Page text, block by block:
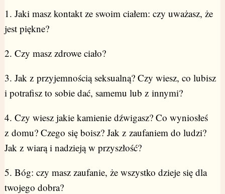
1. Jaki masz kontakt ze swoim ciałem: czy uważasz, że
jest piękne?
2. Czy masz zdrowe ciało?
3. Jak z przyjemnością seksualną? Czy wiesz, co lubisz
i potrafisz to sobie dać, samemu lub z innymi?
4. Czy wiesz jakie kamienie dźwigasz? Co wyniosłeś
z domu? Czego się boisz? Jak z zaufaniem do ludzi?
Jak z wiarą i nadzieją w przyszłość?
5. Bóg: czy masz zaufanie, że wszystko dzieje się dla
twojego dobra?